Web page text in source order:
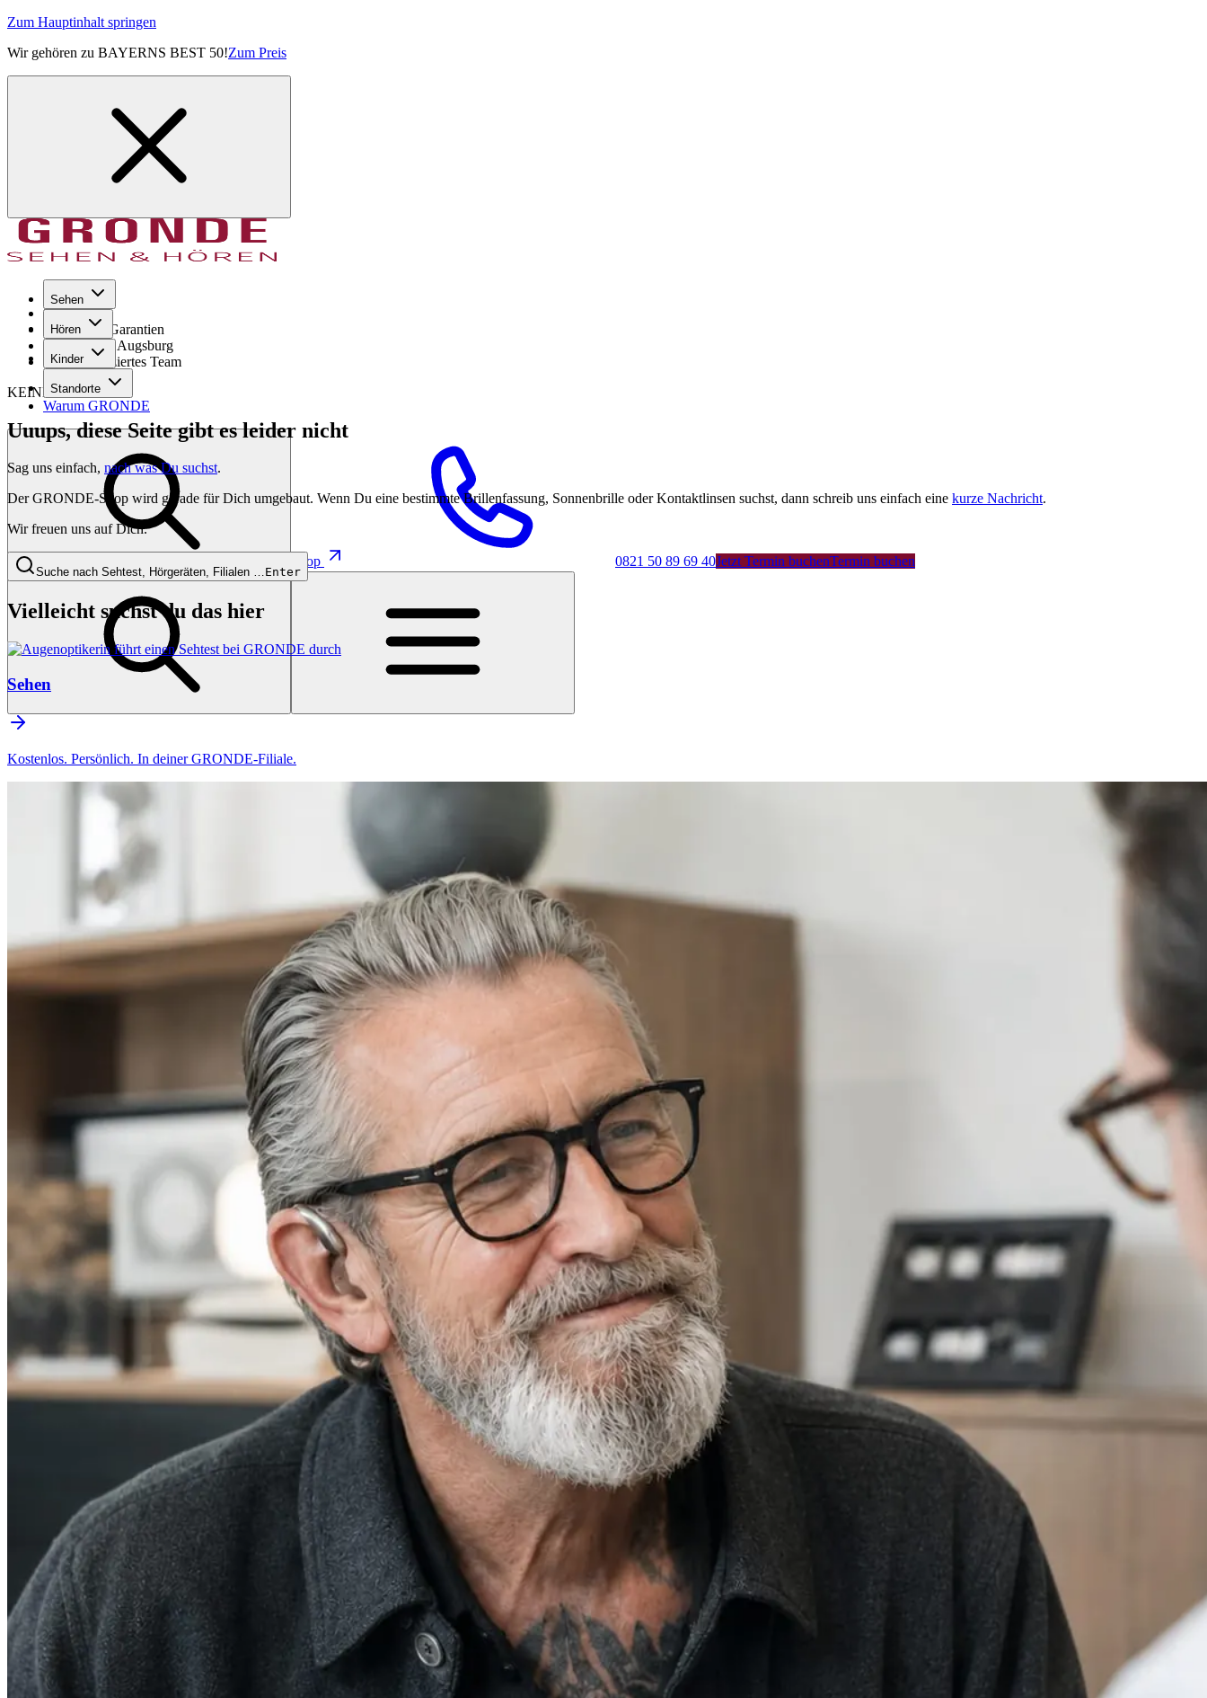
Zum Hauptinhalt springen
Wir gehören zu BAYERNS BEST 50!Zum Preis
Sehen
Hören
Kinder
Standorte
Warum GRONDE
Shop 0821 50 89 69 40Jetzt Termin buchenTermin buchen
Seit 1971
GRONDE Garantien
8× im Raum Augsburg
Hochqualifiziertes Team
KEINE SORGE!
Uuups, diese Seite gibt es leider nicht
Sag uns einfach, nach was Du suchst.
Der GRONDE-Shop wird gerade für Dich umgebaut. Wenn Du eine bestimmte Brillenfassung, Sonnenbrille oder Kontaktlinsen suchst, dann schreib uns einfach eine kurze Nachricht.
Wir freuen uns auf Dich.
Suche nach Sehtest, Hörgeräten, Filialen …Enter
Vielleicht suchst du das hier
Sehen
Kostenlos. Persönlich. In deiner GRONDE-Filiale.